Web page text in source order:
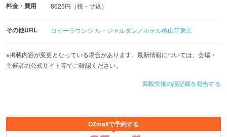
料金・費用 8625円（税・サ込）
その他URL ロビーラウンジ ル・ジャルダン／ホテル椿山荘東京
※掲載内容が変更となっている場合があります。最新情報については、会場・
主催者の公式サイト等でご確認ください。
掲載情報の誤記載を報告する
OZmallで予約する